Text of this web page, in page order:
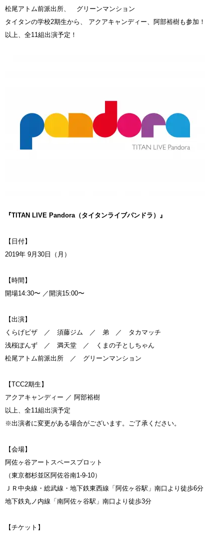
松尾アトム前派出所、 グリーンマンション
タイタンの学校2期生から、 アクアキャンディー、阿部裕樹も参加！
以上、全11組出演予定！
『TITAN LIVE Pandora（タイタンライブパンドラ）』
【日付】
2019年 9月30日（月）
【時間】
開場14:30〜 ／開演15:00〜
【出演】
くらげピザ ／ 須藤ジム ／ 弟 ／ タカマッチ
浅桜ぽんず ／ 満天堂 ／ くまの子としちゃん
松尾アトム前派出所 ／ グリーンマンション
【TCC2期生】
アクアキャンディー ／ 阿部裕樹
以上、全11組出演予定
※出演者に変更がある場合がございます。ご了承ください。
【会場】
阿佐ヶ谷アートスペースプロット
（東京都杉並区阿佐谷南1-9-10）
ＪＲ中央線・総武線・地下鉄東西線「阿佐ヶ谷駅」南口より徒歩6分
地下鉄丸ノ内線「南阿佐ヶ谷駅」南口より徒歩3分
【チケット】